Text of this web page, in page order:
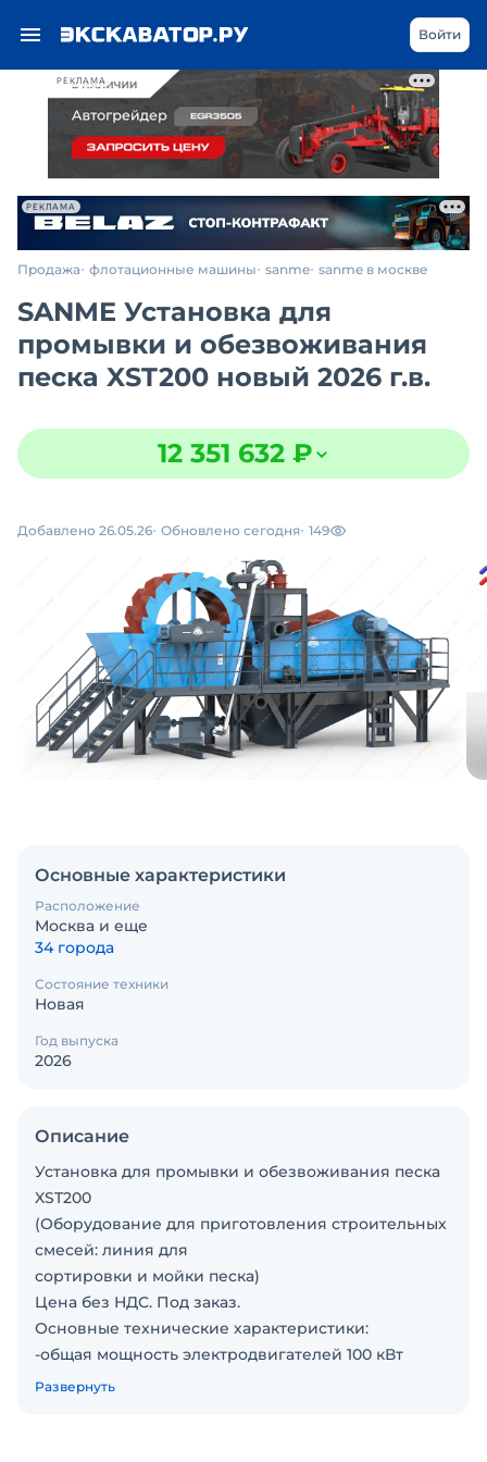
РЕКЛАМА
Войти
РЕКЛАМА
Продажа флотационные машины sanme sanme в москве
SANME Установка для
промывки и обезвоживания
песка XST200 новый 2026 г.в.
12 351 632 ₽
Добавлено 26.05.26 Обновлено сегодня 149
Основные характеристики
Расположение
Москва и еще
34 города
Состояние техники
Новая
Год выпуска
2026
Описание
Установка для промывки и обезвоживания песка
XST200
(Оборудование для приготовления строительных
смесей: линия для
сортировки и мойки песка)
Цена без НДС. Под заказ.
Основные технические характеристики:
-общая мощность электродвигателей 100 кВт
-производительность 200-220 т/ч
Развернуть